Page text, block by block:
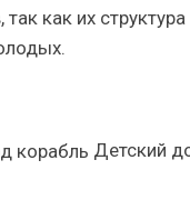
как их
Детский